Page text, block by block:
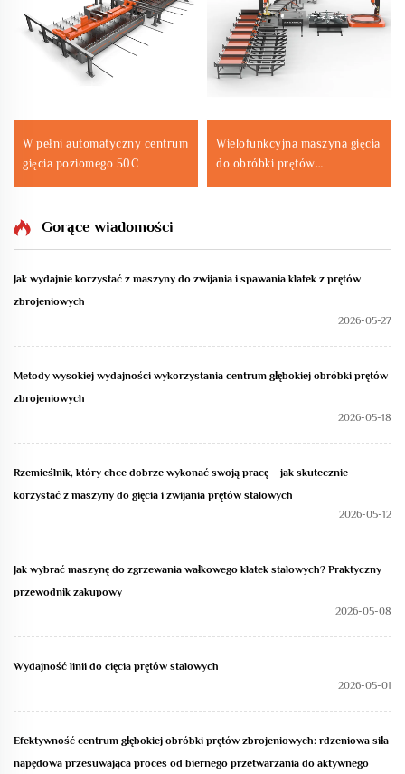
W pełni automatyczny centrum
gięcia poziomego 50C
Wielofunkcyjna maszyna gięcia
do obróbki prętów
Gorące wiadomości
Jak wydajnie korzystać z maszyny do zwijania i spawania klatek z prętów
zbrojeniowych
2026-05-27
Metody wysokiej wydajności wykorzystania centrum głębokiej obróbki prętów
zbrojeniowych
2026-05-18
Rzemieślnik, który chce dobrze wykonać swoją pracę – jak skutecznie
korzystać z maszyny do gięcia i zwijania prętów stalowych
2026-05-12
Jak wybrać maszynę do zgrzewania wałkowego klatek stalowych? Praktyczny
przewodnik zakupowy
2026-05-08
Wydajność linii do cięcia prętów stalowych
2026-05-01
Efektywność centrum głębokiej obróbki prętów zbrojeniowych: rdzeniowa siła
napędowa przesuwająca proces od biernego przetwarzania do aktywnego